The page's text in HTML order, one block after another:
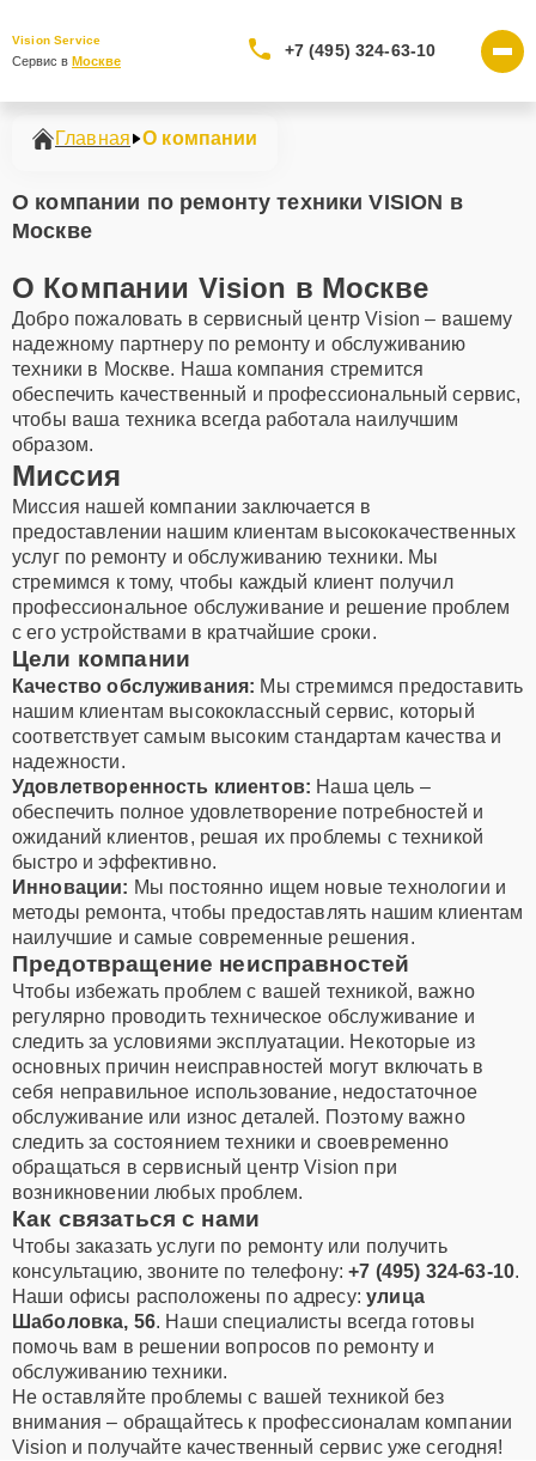
Vision Service
Сервис в Москве
+7 (495) 324-63-10
Главная О компании
О компании по ремонту техники VISION в
Москве
О Компании Vision в Москве
Добро пожаловать в сервисный центр Vision – вашему
надежному партнеру по ремонту и обслуживанию
техники в Москве. Наша компания стремится
обеспечить качественный и профессиональный сервис,
чтобы ваша техника всегда работала наилучшим
образом.
Миссия
Миссия нашей компании заключается в
предоставлении нашим клиентам высококачественных
услуг по ремонту и обслуживанию техники. Мы
стремимся к тому, чтобы каждый клиент получил
профессиональное обслуживание и решение проблем
с его устройствами в кратчайшие сроки.
Цели компании
Качество обслуживания: Мы стремимся предоставить
нашим клиентам высококлассный сервис, который
соответствует самым высоким стандартам качества и
надежности.
Удовлетворенность клиентов: Наша цель –
обеспечить полное удовлетворение потребностей и
ожиданий клиентов, решая их проблемы с техникой
быстро и эффективно.
Инновации: Мы постоянно ищем новые технологии и
методы ремонта, чтобы предоставлять нашим клиентам
наилучшие и самые современные решения.
Предотвращение неисправностей
Чтобы избежать проблем с вашей техникой, важно
регулярно проводить техническое обслуживание и
следить за условиями эксплуатации. Некоторые из
основных причин неисправностей могут включать в
себя неправильное использование, недостаточное
обслуживание или износ деталей. Поэтому важно
следить за состоянием техники и своевременно
обращаться в сервисный центр Vision при
возникновении любых проблем.
Как связаться с нами
Чтобы заказать услуги по ремонту или получить
консультацию, звоните по телефону:+7 (495) 324-63-10.
Наши офисы расположены по адресу:улица
Шаболовка, 56. Наши специалисты всегда готовы
помочь вам в решении вопросов по ремонту и
обслуживанию техники.
Не оставляйте проблемы с вашей техникой без
внимания – обращайтесь к профессионалам компании
Vision и получайте качественный сервис уже сегодня!